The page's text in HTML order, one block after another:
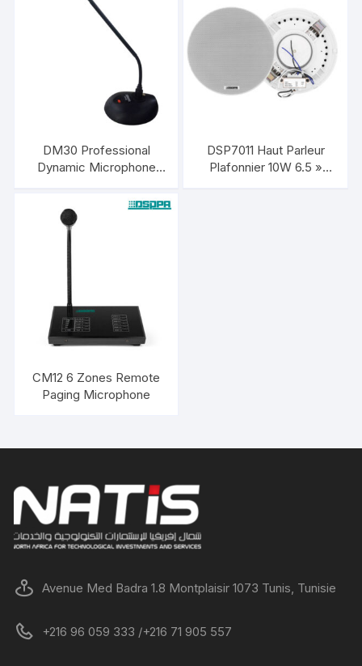
DM30 Professional
Dynamic Microphone
DSP7011 Haut Parleur
Plafonnier 10W 6.5 »
CM12 6 Zones Remote
Paging Microphone
Avenue Med Badra 1.8 Montplaisir 1073 Tunis, Tunisie
+216 96 059 333 /+216 71 905 557